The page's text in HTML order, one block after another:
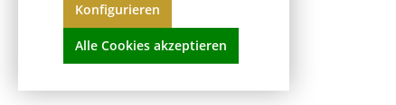
Konfigurieren
Alle Cookies akzeptieren